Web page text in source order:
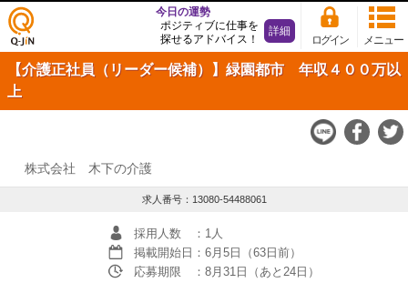
仕事
探し
の求
メニュー
ログイン
今日の運勢
ポジティブに仕事を
探せるアドバイス！
詳細
【介護正社員（リーダー候補）】緑園都市 年収４００万以
上
株式会社 木下の介護
求人番号：13080-54488061
採用人数
：1人
掲載開始日 ：6月5日（63日前）
応募期限
：8月31日（あと24日）